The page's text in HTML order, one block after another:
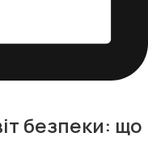
безпеки: що